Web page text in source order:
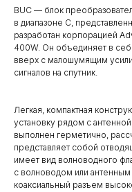
BUC — блок
в диапазоне C,
разработан корпорацией
400W. Он объединяет в
вверх с малошумящим
сигналов на спутник.
Легкая, компактная
установку рядом с
выполнен герметично,
представляет собой
имеет вид волноводного
с волноводом или
коаксиальный разъем